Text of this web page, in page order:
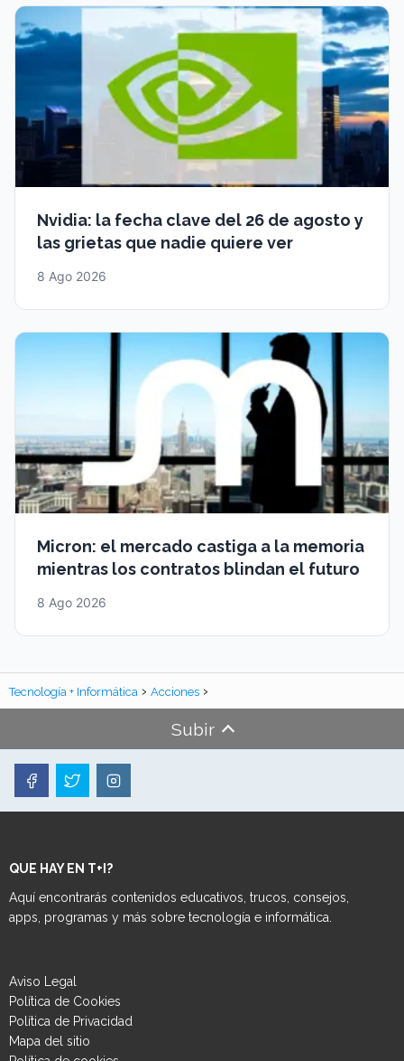
Nvidia: la fecha clave del 26 de agosto y
las grietas que nadie quiere ver
8 Ago 2026
Micron: el mercado castiga a la memoria
mientras los contratos blindan el futuro
8 Ago 2026
Tecnología + Informática Acciones
Subir
QUE HAY EN T+I?
Aquí encontrarás contenidos educativos, trucos, consejos,
apps, programas y más sobre tecnología e informática.
Aviso Legal
Política de Cookies
Política de Privacidad
Mapa del sitio